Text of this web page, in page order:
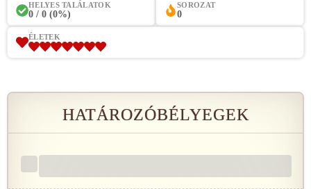
ÉLETEK
HELYES TALÁLATOK
0 / 0 (0%)
SOROZAT
0
HATÁROZÓBÉLYEGEK